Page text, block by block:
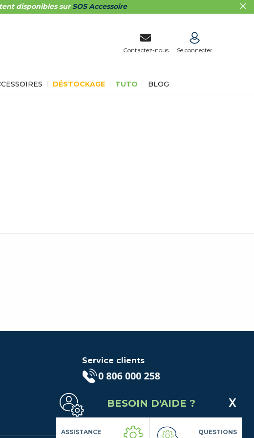
disponibles surSOS Accessoire
Contactez-nous Se connecter
DÉSTOCKAGE TUTO BLOG
Service clients
appel local)
Lundi au Vendredi de 9h à 18h
Contactez-Nous
Suivez-nous
BESOIN D'AIDE ?
ASSISTANCE
QUESTIONS